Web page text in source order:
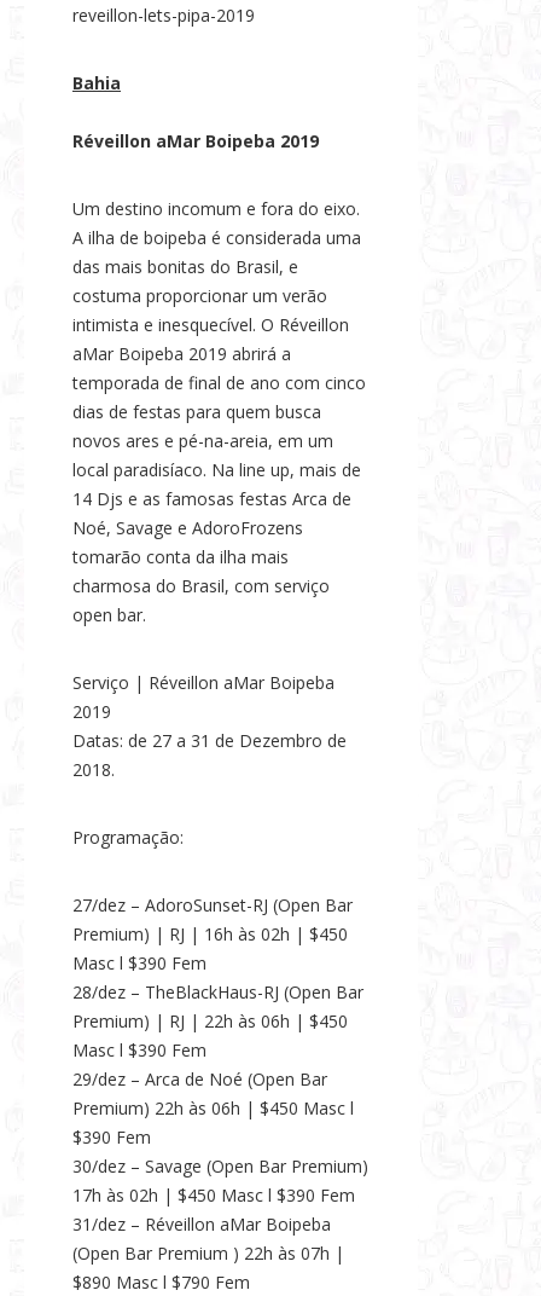
reveillon-lets-pipa-2019
Bahia
Réveillon aMar Boipeba 2019
Um destino incomum e fora do eixo.
A ilha de boipeba é considerada uma
das mais bonitas do Brasil, e
costuma proporcionar um verão
intimista e inesquecível. O Réveillon
aMar Boipeba 2019 abrirá a
temporada de final de ano com cinco
dias de festas para quem busca
novos ares e pé-na-areia, em um
local paradisíaco. Na line up, mais de
14 Djs e as famosas festas Arca de
Noé, Savage e AdoroFrozens
tomarão conta da ilha mais
charmosa do Brasil, com serviço
open bar.
Serviço | Réveillon aMar Boipeba
2019
Datas: de 27 a 31 de Dezembro de
2018.
Programação:
27/dez – AdoroSunset-RJ (Open Bar
Premium) | RJ | 16h às 02h | $450
Masc l $390 Fem
28/dez – TheBlackHaus-RJ (Open Bar
Premium) | RJ | 22h às 06h | $450
Masc l $390 Fem
29/dez – Arca de Noé (Open Bar
Premium) 22h às 06h | $450 Masc l
$390 Fem
30/dez – Savage (Open Bar Premium)
17h às 02h | $450 Masc l $390 Fem
31/dez – Réveillon aMar Boipeba
(Open Bar Premium ) 22h às 07h |
$890 Masc l $790 Fem